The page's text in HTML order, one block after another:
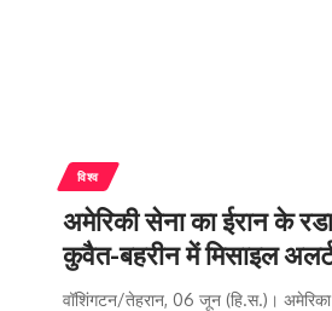
विश्व
अमेरिकी सेना का ईरान के
कुवैत-बहरीन में मिसाइल
वॉशिंगटन/तेहरान, 06 जून (हि.स.)।